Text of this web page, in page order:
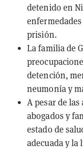
detenido en
prisión.
La familia de
detención,
neumonía y
A pesar de
abogados y
estado de
adecuada y la